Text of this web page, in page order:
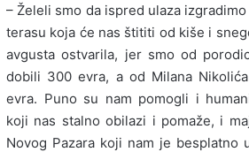
– Želeli smo da ispred ulaza
terasu koja će nas štititi od kiše i
avgusta ostvarila, jer smo od
dobili 300 evra, a od Milana
evra. Puno su nam pomogli i
koji nas stalno obilazi i pomaže, i
Novog Pazara koji nam je besplatno